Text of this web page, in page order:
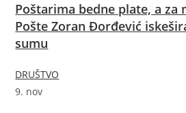
Poštarima bedne plate, a za
Pošte Zoran Đorđević
sumu
DRUŠTVO
9. nov